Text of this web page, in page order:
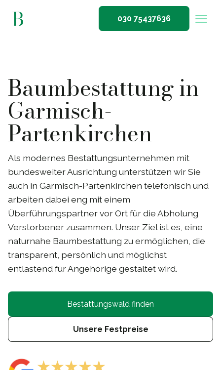
030 75437636
Baumbestattung in
Garmisch-
Partenkirchen
Als modernes Bestattungsunternehmen mit
bundesweiter Ausrichtung unterstützen wir Sie
auch in Garmisch-Partenkirchen telefonisch und
arbeiten dabei eng mit einem
Überführungspartner vor Ort für die Abholung
Verstorbener zusammen. Unser Ziel ist es, eine
naturnahe Baumbestattung zu ermöglichen, die
transparent, persönlich und möglichst
entlastend für Angehörige gestaltet wird.
Bestattungswald finden
Unsere Festpreise